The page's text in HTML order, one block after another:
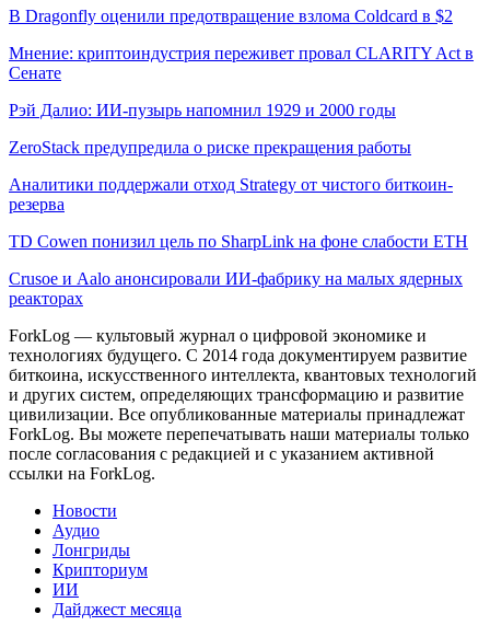
В Dragonfly оценили предотвращение взлома Coldcard в $2
Мнение: криптоиндустрия переживет провал CLARITY Act в
Сенате
Рэй Далио: ИИ-пузырь напомнил 1929 и 2000 годы
ZeroStack предупредила о риске прекращения работы
Аналитики поддержали отход Strategy от чистого биткоин-
резерва
TD Cowen понизил цель по SharpLink на фоне слабости ETH
Crusoe и Aalo анонсировали ИИ-фабрику на малых ядерных
реакторах
ForkLog — культовый журнал о цифровой экономике и
технологиях будущего. С 2014 года документируем развитие
биткоина, искусственного интеллекта, квантовых технологий
и других систем, определяющих трансформацию и развитие
цивилизации. Все опубликованные материалы принадлежат
ForkLog. Вы можете перепечатывать наши материалы только
после согласования с редакцией и с указанием активной
ссылки на ForkLog.
Новости
Аудио
Лонгриды
Крипториум
ИИ
Дайджест месяца